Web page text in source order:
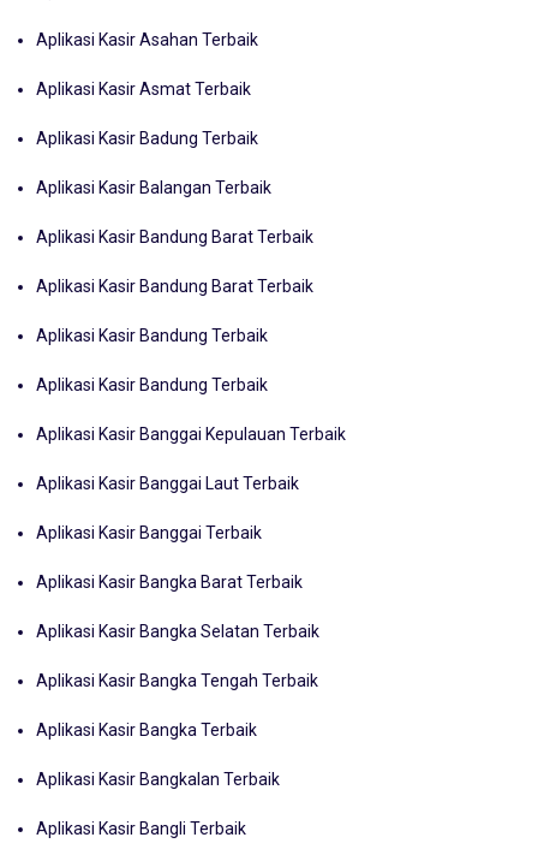
Aplikasi Kasir Asahan Terbaik
Aplikasi Kasir Asmat Terbaik
Aplikasi Kasir Badung Terbaik
Aplikasi Kasir Balangan Terbaik
Aplikasi Kasir Bandung Barat Terbaik
Aplikasi Kasir Bandung Barat Terbaik
Aplikasi Kasir Bandung Terbaik
Aplikasi Kasir Bandung Terbaik
Aplikasi Kasir Banggai Kepulauan Terbaik
Aplikasi Kasir Banggai Laut Terbaik
Aplikasi Kasir Banggai Terbaik
Aplikasi Kasir Bangka Barat Terbaik
Aplikasi Kasir Bangka Selatan Terbaik
Aplikasi Kasir Bangka Tengah Terbaik
Aplikasi Kasir Bangka Terbaik
Aplikasi Kasir Bangkalan Terbaik
Aplikasi Kasir Bangli Terbaik